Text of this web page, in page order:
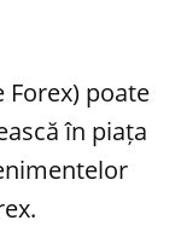
poate
în piața